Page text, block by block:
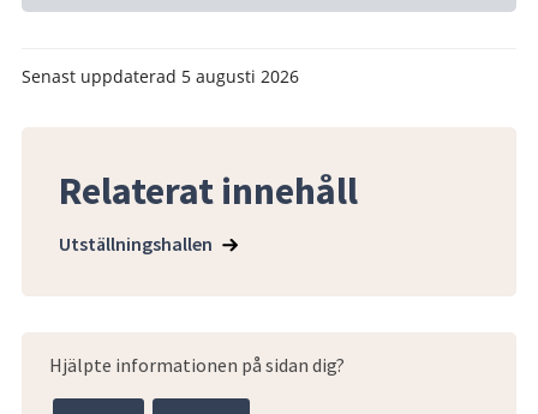
Senast uppdaterad 5 augusti 2026
Relaterat innehåll
Utställningshallen
Hjälpte informationen på sidan dig?